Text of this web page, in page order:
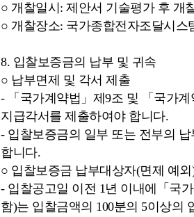
○ 개찰일시: 제안서 기술평가 후 개
○ 개찰장소: 국가종합전자조달시스
8. 입찰보증금의 납부 및 귀속
○ 납부면제 및 각서 제출
- 「국가계약법」제9조 및 「국가
지급각서를 제출하여야 합니다.
- 입찰보증금의 일부 또는 전부의
합니다.
○ 입찰보증금 납부대상자(면제 예외
- 입찰공고일 이전 1년 이내에「국
함)는 입찰금액의 100분의 5이상의